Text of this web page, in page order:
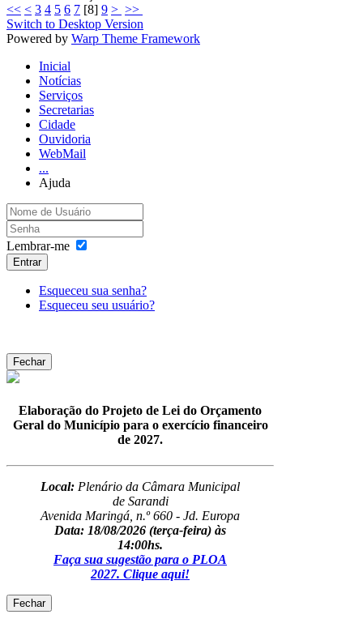
<< < 3 4 5 6 7 [8] 9 > >>
Switch to Desktop Version
Powered by Warp Theme Framework
Inicial
Notícias
Serviços
Secretarias
Cidade
Ouvidoria
WebMail
...
Ajuda
Lembrar-me
Entrar
Esqueceu sua senha?
Esqueceu seu usuário?
Fechar
Elaboração do Projeto de Lei do Orçamento
Geral do Município para o exercício financeiro
de 2027.
Local: Plenário da Câmara Municipal
de Sarandi
Avenida Maringá, n.º 660 - Jd. Europa
Data: 18/08/2026 (terça-feira) às
14:00hs.
Faça sua sugestão para o PLOA
2027. Clique aqui!
Fechar